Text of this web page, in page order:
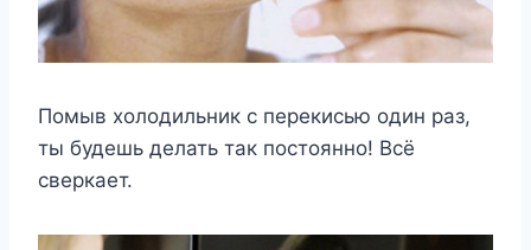
Помыв холодильник с перекисью один раз,
ты будешь делать так постоянно! Всё
сверкает.